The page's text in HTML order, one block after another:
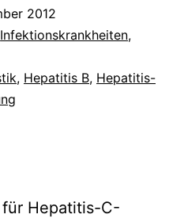
2012
Infektionskrankheiten,
, Hepatitis B, Hepatitis-
Hepatitis-C-